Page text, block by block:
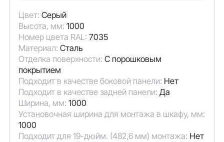
Цвет: Серый
Высота, мм: 1000
Номер цвета RAL: 7035
Материал: Сталь
Отделка поверхности: С порошковым
покрытием
Подходит в качестве боковой панели: Нет
Подходит в качестве задней панели: Да
Ширина, мм: 1000
Установочная ширина для монтажа в шкафу, мм:
1000
Подходит для 19-дюйм. (482,6 мм) монтажа: Нет